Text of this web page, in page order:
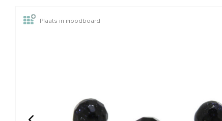
Wellicht zijn deze
Plaats in moodboard